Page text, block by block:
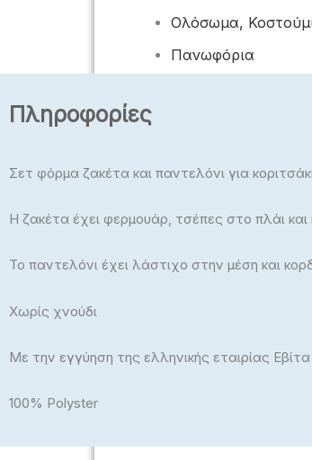
Ολόσωμα,
Πανωφόρια
Εσώρουχα –
ΠΑΙΔΙΚΆ
Πληροφορίες
Σετ φόρμα ζακέτα και παντελόνι για
Η ζακέτα έχει φερμουάρ, τσέπες στο πλάι και
Το παντελόνι έχει λάστιχο στην μέση και
Χωρίς χνούδι
Με την εγγύηση της ελληνικής εταιρίας Εβίτα
100% Polyster